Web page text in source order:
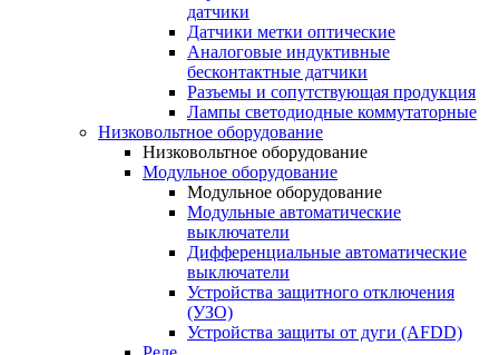
датчики
Датчики метки оптические
Аналоговые индуктивные
бесконтактные датчики
Разъемы и сопутствующая продукция
Лампы светодиодные коммутаторные
Низковольтное оборудование
Низковольтное оборудование
Модульное оборудование
Модульное оборудование
Модульные автоматические
выключатели
Дифференциальные автоматические
выключатели
Устройства защитного отключения
(УЗО)
Устройства защиты от дуги (AFDD)